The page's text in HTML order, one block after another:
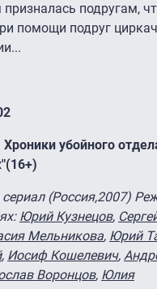
призналась подругам,
помощи подруг
убойного
(Россия,2007)
Юрий Кузнецов,
Мельникова, Юрий
, Иосиф Кошелевич,
Воронцов, Юлия